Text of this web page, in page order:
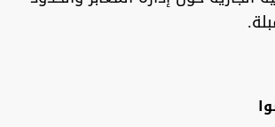
المقبلة.